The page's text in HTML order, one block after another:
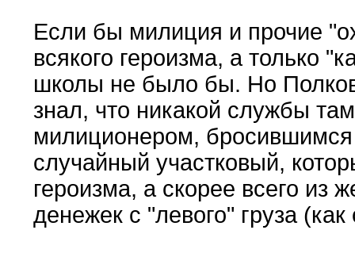
Если бы милиция и прочие
всякого героизма, а только
школы не было бы. Но
знал, что никакой службы
милиционером,
случайный участковый,
героизма, а скорее всего из
денежек с "левого" груза